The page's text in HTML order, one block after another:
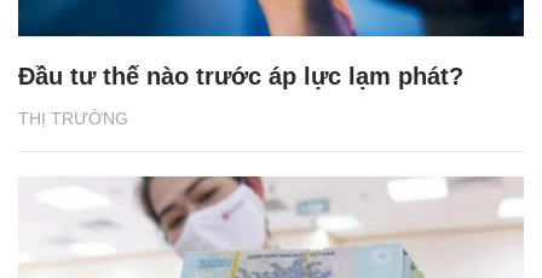
THỊ TRƯỜNG
Đầu tư thế nào trước áp lực lạm phát?